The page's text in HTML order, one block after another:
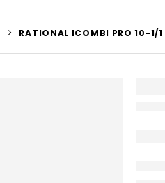
RATIONAL ICOMBI PRO 10-1/